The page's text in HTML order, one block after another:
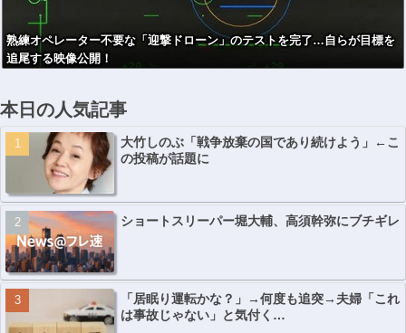
作品の撮影中止
が正式に決定
熟練オペレーター不要な「迎撃ドローン」のテストを完了…自らが目標を
追尾する映像公開！
本日の人気記事
大竹しのぶ「戦争放棄の国であり続けよう」←こ
の投稿が話題に
ショートスリーパー堀大輔、高須幹弥にブチギレ
「居眠り運転かな？」→何度も追突→夫婦「これ
は事故じゃない」と気付く…